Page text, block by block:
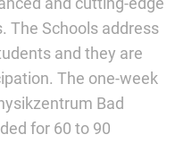
The Schools address
and they are
The one-week
Bad
for 60 to 90